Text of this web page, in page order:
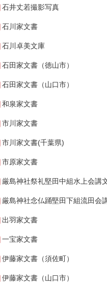
石井丈若撮影写真
石川家文書
石川卓美文庫
石田家文書（徳山市）
石田家文書（山口市）
和泉家文書
市川家文書
市川家文書(千葉県)
市原家文書
厳島神社祭礼堅田中組水上会講
厳島神社念仏踊堅田下組流田会
出羽家文書
一宝家文書
伊藤家文書（須佐町）
伊藤家文書（山口市）